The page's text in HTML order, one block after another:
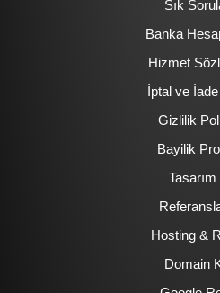
Sık
Banka
Hizmet
İptal ve İade
Gizlilik
Bayilik
Hosting &
Domain